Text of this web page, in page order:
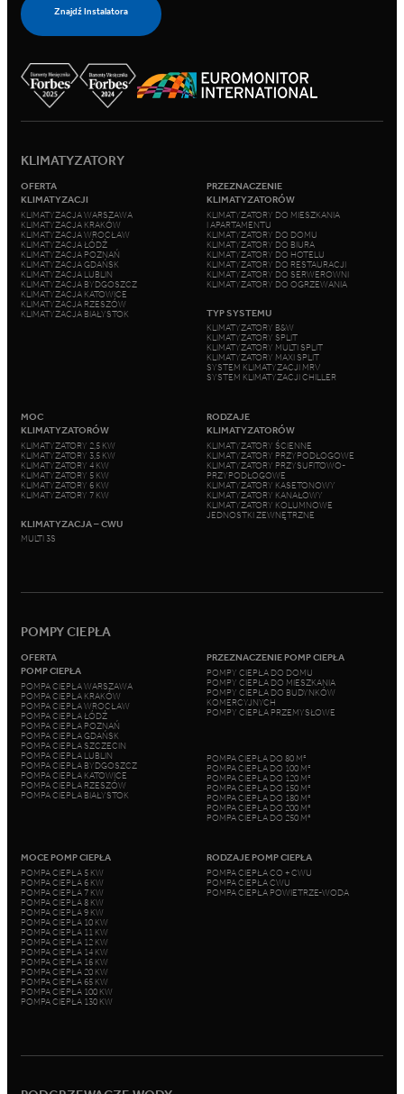
Znajdź Instalatora
KLIMATYZATORY
OFERTA
KLIMATYZACJI
KLIMATYZACJA WARSZAWA
KLIMATYZACJA KRAKÓW
KLIMATYZACJA WROCŁAW
KLIMATYZACJA ŁÓDŹ
KLIMATYZACJA POZNAŃ
KLIMATYZACJA GDAŃSK
KLIMATYZACJA LUBLIN
KLIMATYZACJA BYDGOSZCZ
KLIMATYZACJA KATOWICE
KLIMATYZACJA RZESZÓW
KLIMATYZACJA BIAŁYSTOK
PRZEZNACZENIE
KLIMATYZATORÓW
KLIMATYZATORY DO MIESZKANIA
I APARTAMENTU
KLIMATYZATORY DO DOMU
KLIMATYZATORY DO BIURA
KLIMATYZATORY DO HOTELU
KLIMATYZATORY DO RESTAURACJI
KLIMATYZATORY DO SERWEROWNI
KLIMATYZATORY DO OGRZEWANIA
TYP SYSTEMU
KLIMATYZATORY B&W
KLIMATYZATORY SPLIT
KLIMATYZATORY MULTI SPLIT
KLIMATYZATORY MAXI SPLIT
SYSTEM KLIMATYZACJI MRV
SYSTEM KLIMATYZACJI CHILLER
MOC
KLIMATYZATORÓW
KLIMATYZATORY 2,5 KW
KLIMATYZATORY 3,5 KW
KLIMATYZATORY 4 KW
KLIMATYZATORY 5 KW
KLIMATYZATORY 6 KW
KLIMATYZATORY 7 KW
KLIMATYZACJA – CWU
MULTI 3S
RODZAJE
KLIMATYZATORÓW
KLIMATYZATORY ŚCIENNE
KLIMATYZATORY PRZYPODŁOGOWE
KLIMATYZATORY PRZYSUFITOWO-
PRZYPODŁOGOWE
KLIMATYZATORY KASETONOWY
KLIMATYZATORY KANAŁOWY
KLIMATYZATORY KOLUMNOWE
JEDNOSTKI ZEWNĘTRZNE
POMPY CIEPŁA
OFERTA
POMP CIEPŁA
POMPA CIEPŁA WARSZAWA
POMPA CIEPŁA KRAKÓW
POMPA CIEPŁA WROCŁAW
POMPA CIEPŁA ŁÓDŹ
POMPA CIEPŁA POZNAŃ
POMPA CIEPŁA GDAŃSK
POMPA CIEPŁA SZCZECIN
POMPA CIEPŁA LUBLIN
POMPA CIEPŁA BYDGOSZCZ
POMPA CIEPŁA KATOWICE
POMPA CIEPŁA RZESZÓW
POMPA CIEPŁA BIAŁYSTOK
PRZEZNACZENIE POMP CIEPŁA
POMPY CIEPŁA DO DOMU
POMPY CIEPŁA DO MIESZKANIA
POMPY CIEPŁA DO BUDYNKÓW
KOMERCYJNYCH
POMPY CIEPŁA PRZEMYSŁOWE
POMPA CIEPŁA DO 80 M²
POMPA CIEPŁA DO 100 M²
POMPA CIEPŁA DO 120 M²
POMPA CIEPŁA DO 150 M²
POMPA CIEPŁA DO 180 M²
POMPA CIEPŁA DO 200 M²
POMPA CIEPŁA DO 250 M²
MOCE POMP CIEPŁA
POMPA CIEPŁA 5 KW
POMPA CIEPŁA 6 KW
POMPA CIEPŁA 7 KW
POMPA CIEPŁA 8 KW
POMPA CIEPŁA 9 KW
POMPA CIEPŁA 10 KW
POMPA CIEPŁA 11 KW
POMPA CIEPŁA 12 KW
POMPA CIEPŁA 14 KW
POMPA CIEPŁA 16 KW
POMPA CIEPŁA 20 KW
POMPA CIEPŁA 65 KW
POMPA CIEPŁA 100 KW
POMPA CIEPŁA 130 KW
RODZAJE POMP CIEPŁA
POMPA CIEPŁA CO + CWU
POMPA CIEPŁA CWU
POMPA CIEPŁA POWIETRZE-WODA